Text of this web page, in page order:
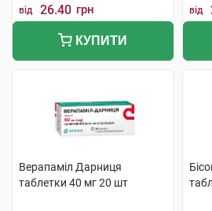
від 26.40 грн
КУПИТИ
від
Верапаміл Дарниця
таблетки 40 мг 20 шт